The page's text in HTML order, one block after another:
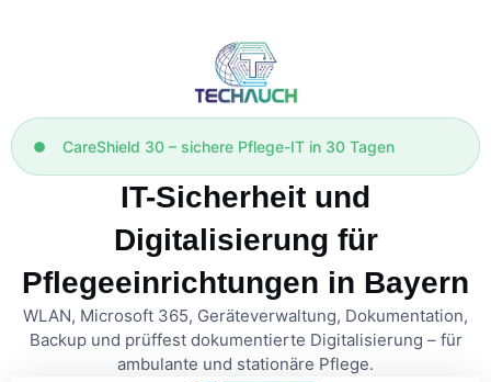
CareShield 30 – sichere Pflege-IT in 30 Tagen
IT-Sicherheit und
Digitalisierung für
Pflegeeinrichtungen in Bayern
WLAN, Microsoft 365, Geräteverwaltung, Dokumentation,
Backup und prüffest dokumentierte Digitalisierung – für
ambulante und stationäre Pflege.